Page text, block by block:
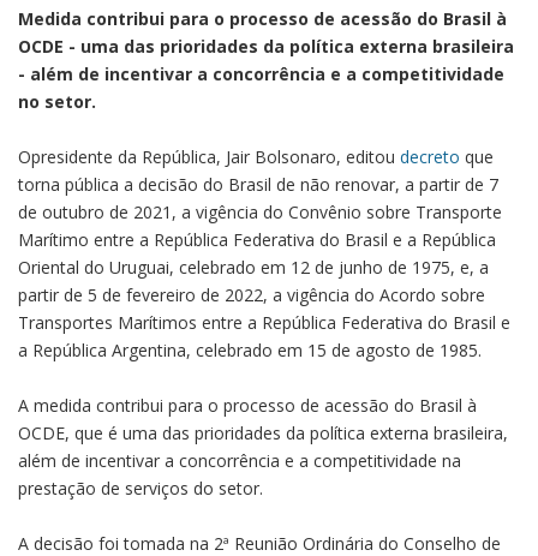
Medida contribui para o processo de acessão do Brasil à
OCDE - uma das prioridades da política externa brasileira
- além de incentivar a concorrência e a competitividade
no setor.
Opresidente da República, Jair Bolsonaro, editou decreto que
torna pública a decisão do Brasil de não renovar, a partir de 7
de outubro de 2021, a vigência do Convênio sobre Transporte
Marítimo entre a República Federativa do Brasil e a República
Oriental do Uruguai, celebrado em 12 de junho de 1975, e, a
partir de 5 de fevereiro de 2022, a vigência do Acordo sobre
Transportes Marítimos entre a República Federativa do Brasil e
a República Argentina, celebrado em 15 de agosto de 1985.
A medida contribui para o processo de acessão do Brasil à
OCDE, que é uma das prioridades da política externa brasileira,
além de incentivar a concorrência e a competitividade na
prestação de serviços do setor.
A decisão foi tomada na 2ª Reunião Ordinária do Conselho de